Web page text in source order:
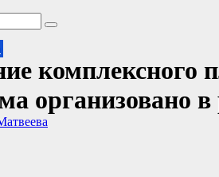
комплексного
организовано в